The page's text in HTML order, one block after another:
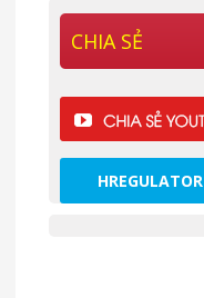
CHIA SẺ
HREGULATOR